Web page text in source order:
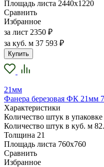
Площадь листа 2440х1220
Сравнить
Избранное
за лист 2350 ₽
за куб. м 37 593 ₽
Купить
21мм
Фанера березовая ФК 21мм
Характеристики
Количество штук в упаковке
Количество штук в куб. м
Толщина 21
Площадь листа 760х760
Сравнить
Избранное